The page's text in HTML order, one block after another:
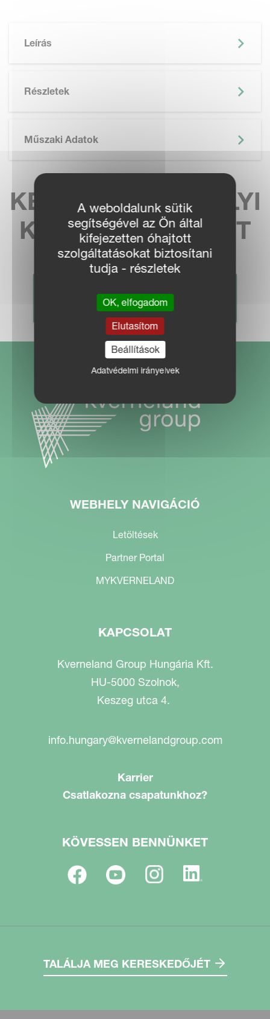
Leírás
Részletek
Műszaki Adatok
KERESSE MEG HELYI
KÉPVISELETÜNKET
KERESKEDŐ KERESÉS
WEBHELY NAVIGÁCIÓ
Letöltések
Partner Portal
MYKVERNELAND
KAPCSOLAT
Kverneland Group Hungária Kft.
HU-5000 Szolnok,
Keszeg utca 4.
info.hungary@kvernelandgroup.com
Karrier
Csatlakozna csapatunkhoz?
KÖVESSEN BENNÜNKET
TALÁLJA MEG KERESKEDŐJÉT
A weboldalunk sütik
segítségével az Ön által
kifejezetten óhajtott
szolgáltatásokat biztosítani
tudja - részletek
OK, elfogadom
Elutasítom
Beállítások
Adatvédelmi irányelvek